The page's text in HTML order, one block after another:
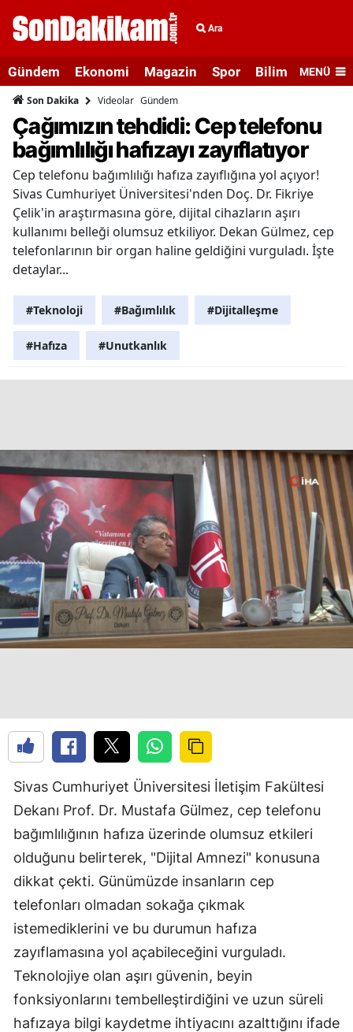
Ara
Gündem Ekonomi Magazin Spor Bilim veMENÜ
Son Dakika Videolar Gündem
Çağımızın tehdidi: Cep telefonu
bağımlılığı hafızayı zayıflatıyor
Cep telefonu bağımlılığı hafıza zayıflığına yol açıyor!
Sivas Cumhuriyet Üniversitesi'nden Doç. Dr. Fikriye
Çelik'in araştırmasına göre, dijital cihazların aşırı
kullanımı belleği olumsuz etkiliyor. Dekan Gülmez, cep
telefonlarının bir organ haline geldiğini vurguladı. İşte
detaylar...
#Teknoloji #Bağımlılık #Dijitalleşme
#Hafıza #Unutkanlık
Sivas Cumhuriyet Üniversitesi İletişim Fakültesi
Dekanı Prof. Dr. Mustafa Gülmez, cep telefonu
bağımlılığının hafıza üzerinde olumsuz etkileri
olduğunu belirterek, "Dijital Amnezi" konusuna
dikkat çekti. Günümüzde insanların cep
telefonları olmadan sokağa çıkmak
istemediklerini ve bu durumun hafıza
zayıflamasına yol açabileceğini vurguladı.
Teknolojiye olan aşırı güvenin, beyin
fonksiyonlarını tembelleştirdiğini ve uzun süreli
hafızaya bilgi kaydetme ihtiyacını azalttığını ifade